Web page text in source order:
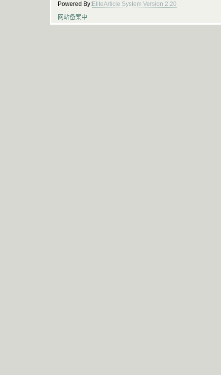
Powered By:EliteArticle System Version 2.20
网站备案中